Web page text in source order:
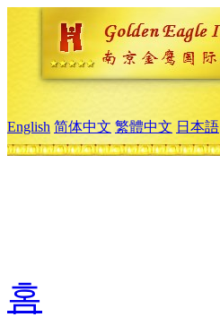
English 简体中文 繁體中文 日本語
홈